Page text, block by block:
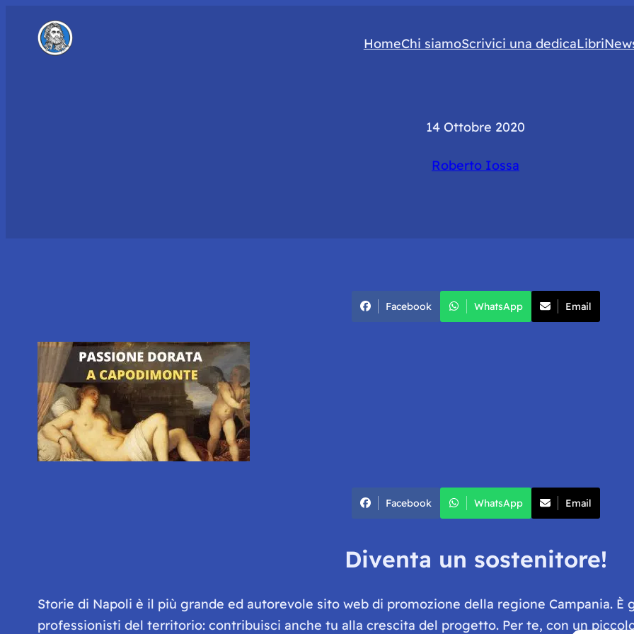
HomeChi siamoScrivici una dedicaLibri
14 Ottobre 2020
Roberto Iossa
Facebook WhatsApp Email
Facebook WhatsApp Email
Diventa un sostenitore!
Storie di Napoli è il più grande ed autorevole sito web di promozione della regione Campania.
professionisti del territorio: contribuisci anche tu alla crescita del progetto. Per te, con un